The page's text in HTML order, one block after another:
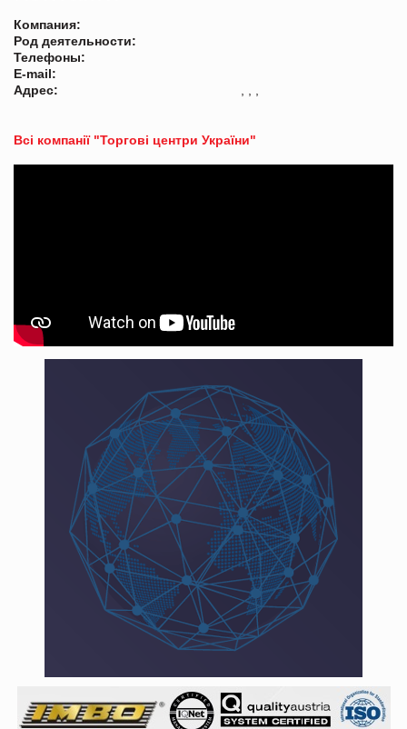
Компания:
Род деятельности:
Телефоны:
E-mail:
Адрес:
Всі компанії "Торгові центри України"